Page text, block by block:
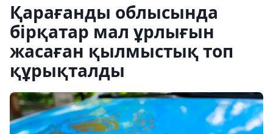
Қарағанды ​​облысында
бірқатар мал ұрлығын
жасаған қылмыстық топ
құрықталды